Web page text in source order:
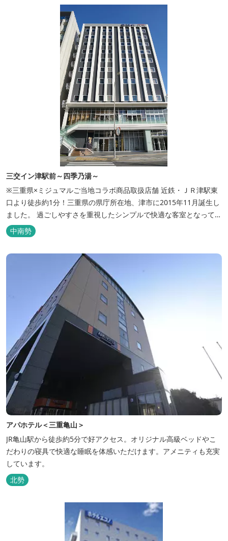
三交イン津駅前～四季乃湯～
※三重県×ミジュマルご当地コラボ商品取扱店舗 近鉄・ＪＲ津駅東
口より徒歩約1分！三重県の県庁所在地、津市に2015年11月誕生し
ました。 過ごしやすさを重視したシンプルで快適な客室となってお
り、ベッドはワイドなサイズで、羽毛布団をご用意。女性にやさし
いアメニティグッズを取り揃えており、連泊の方用にコインランド
リーもあります。 ご宿泊者専用の人工温泉大浴場「四季乃湯」で
中南勢
アパホテル＜三重亀山＞
JR亀山駅から徒歩約5分で好アクセス。オリジナル高級ベッドやこ
だわりの寝具で快適な睡眠を体感いただけます。アメニティも充実
しています。
北勢